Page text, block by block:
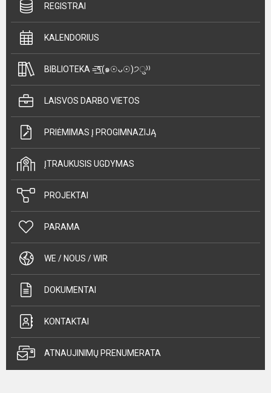
REGISTRAI
KALENDORIUS
BIBLIOTEKA =͟͟͞͞٩(๑☉ᴗ☉)੭ु⁾⁾
LAISVOS DARBO VIETOS
PRIĖMIMAS Į PROGIMNAZIJĄ
ĮTRAUKUSIS UGDYMAS
PROJEKTAI
PARAMA
WE / NOUS / WIR
DOKUMENTAI
KONTAKTAI
ATNAUJINIMŲ PRENUMERATA